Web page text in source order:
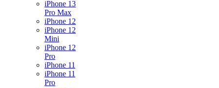
iPhone 13
Pro Max
iPhone 12
iPhone 12
Mini
iPhone 12
Pro
iPhone 11
iPhone 11
Pro